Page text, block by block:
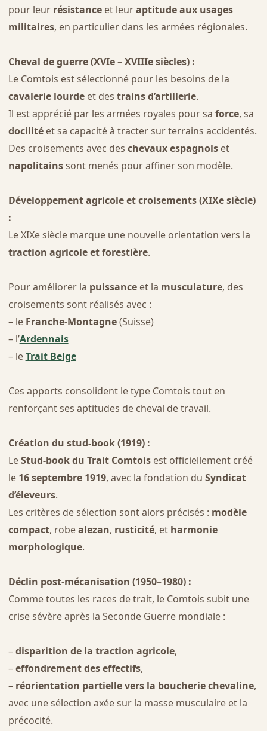
pour leur résistanceet leuraptitude aux usages
militaires, en particulier dans les armées régionales.
Cheval de guerre (XVIe – XVIIIe siècles) :
Le Comtois est sélectionné pour les besoins de la
cavalerie lourdeet des trains d’artillerie.
Il est apprécié par les armées royales pour sa force, sa
docilitéet sa capacité à tracter sur terrains accidentés.
Des croisements avec des chevaux espagnolset
napolitainssont menés pour affiner son modèle.
Développement agricole et croisements (XIXe siècle)
:
Le XIXe siècle marque une nouvelle orientation vers la
traction agricole et forestière.
Pour améliorer la puissanceet la musculature, des
croisements sont réalisés avec :
– le Franche-Montagne(Suisse)
– l’Ardennais
– leTrait Belge
Ces apports consolident le type Comtois tout en
renforçant ses aptitudes de cheval de travail.
Création du stud-book (1919) :
LeStud-book du Trait Comtoisest officiellement créé
le 16 septembre 1919, avec la fondation du Syndicat
d’éleveurs.
Les critères de sélection sont alors précisés : modèle
compact, robealezan, rusticité, et harmonie
morphologique.
Déclin post-mécanisation (1950–1980) :
Comme toutes les races de trait, le Comtois subit une
crise sévère après la Seconde Guerre mondiale :
–disparition de la traction agricole,
–effondrement des effectifs,
– réorientation partielle vers la boucherie chevaline,
avec une sélection axée sur la masse musculaire et la
précocité.